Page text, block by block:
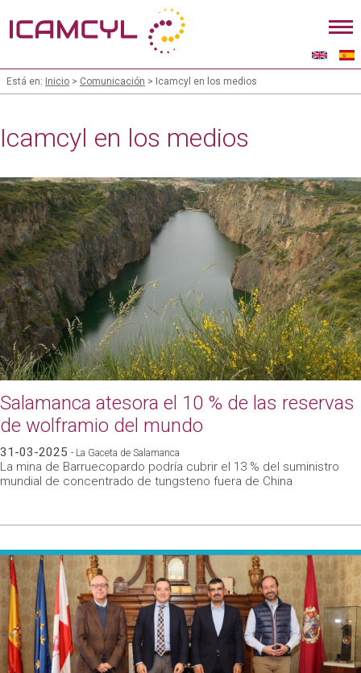
Está en: Inicio > Comunicación > Icamcyl en los medios
Icamcyl en los medios
Salamanca atesora el 10 % de las reservas
de wolframio del mundo
31-03-2025 - La Gaceta de Salamanca
La mina de Barruecopardo podría cubrir el 13 % del suministro
mundial de concentrado de tungsteno fuera de China